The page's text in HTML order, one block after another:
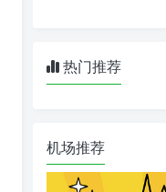
热门推荐
机场推荐